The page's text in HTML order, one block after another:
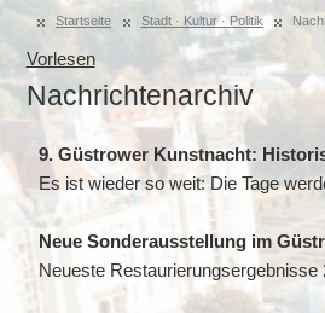
Startseite Stadt · Kultur · Politik
Vorlesen
Nachrichtenarchiv
9. Güstrower Kunstnacht:
Es ist wieder so weit: Die Tage
Neue Sonderausstellung im
Neueste